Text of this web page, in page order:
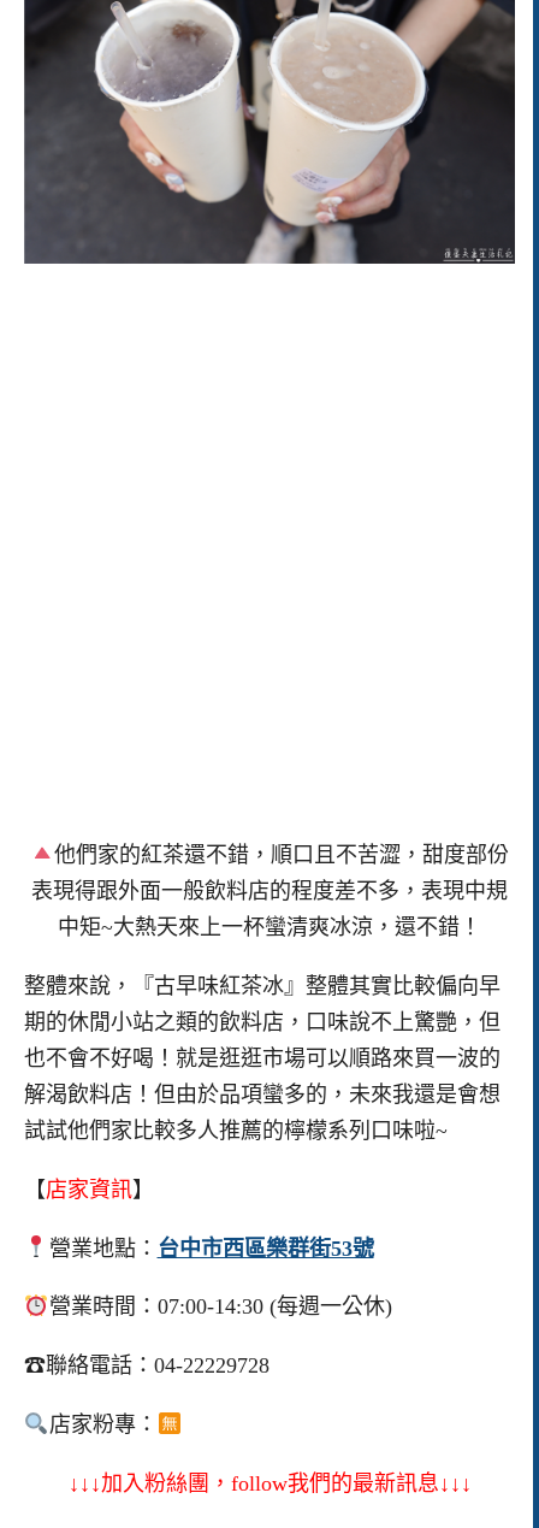
他們家的紅茶還不錯，順口且不苦澀，甜度部份
表現得跟外面一般飲料店的程度差不多，表現中規
中矩~大熱天來上一杯蠻清爽冰涼，還不錯！
整體來說，『古早味紅茶冰』整體其實比較偏向早
期的休閒小站之類的飲料店，口味說不上驚艷，但
也不會不好喝！就是逛逛市場可以順路來買一波的
解渴飲料店！但由於品項蠻多的，未來我還是會想
試試他們家比較多人推薦的檸檬系列口味啦~
【店家資訊】
營業地點： 台中市西區樂群街53號
營業時間：07:00-14:30 (每週一公休)
☎聯絡電話：04-22229728
店家粉專：
↓↓↓加入粉絲團，follow我們的最新訊息↓↓↓